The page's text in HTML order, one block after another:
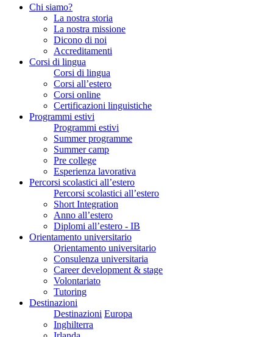
Chi siamo?
La nostra storia
La nostra missione
Dicono di noi
Accreditamenti
Corsi di lingua
Corsi di lingua
Corsi all’estero
Corsi online
Certificazioni linguistiche
Programmi estivi
Programmi estivi
Summer programme
Summer camp
Pre college
Esperienza lavorativa
Percorsi scolastici all’estero
Percorsi scolastici all’estero
Short Integration
Anno all’estero
Diplomi all’estero - IB
Orientamento universitario
Orientamento universitario
Consulenza universitaria
Career development & stage
Volontariato
Tutoring
Destinazioni
Destinazioni Europa
Inghilterra